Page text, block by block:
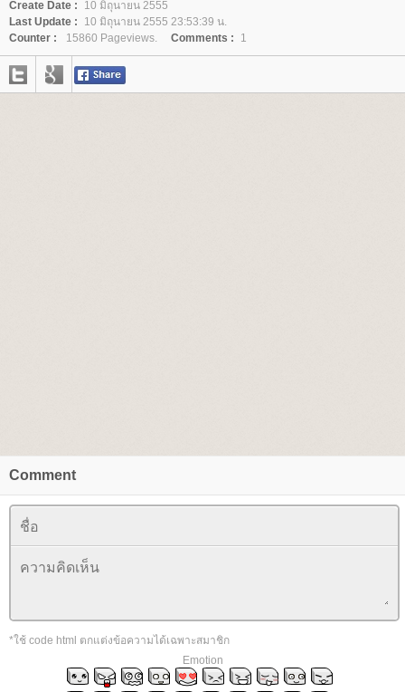
Create Date :
10 มิถุนายน 2555
Last Update :
10 มิถุนายน 2555 23:53:39 น.
Counter :
15860 Pageviews. Comments : 1
Comment
*ใช้ code html ตกแต่งข้อความได้เฉพาะสมาชิก
Emotion